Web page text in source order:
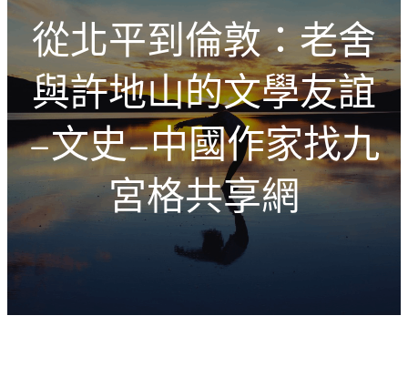
h
從北平到倫敦：老舍
與許地山的文學友誼
–文史–中國作家找九
宮格共享網